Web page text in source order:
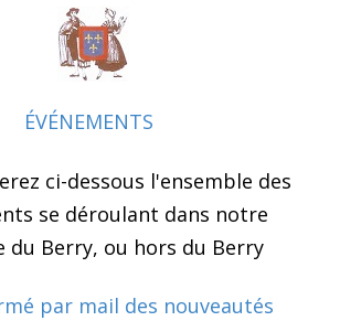
ÉVÉNEMENTS
ci-dessous l'ensemble des
se déroulant dans notre
du Berry, ou hors du Berry
par mail des nouveautés